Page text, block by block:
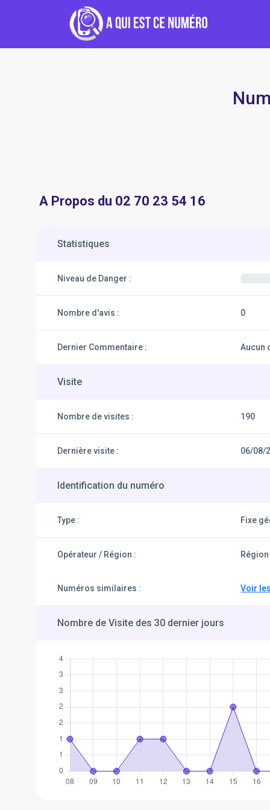
A Propos du 02 70 23 54 16
Statistiques
Niveau de Danger :
Nombre d'avis : 0
Dernier Commentaire : Aucun
Visite
Nombre de visites : 190
Dernière visite : 06/08/
Identification du numéro
Type : Fixe
Opérateur / Région :
Numéros similaires : Voir
Nombre de Visite des 30 dernier jours